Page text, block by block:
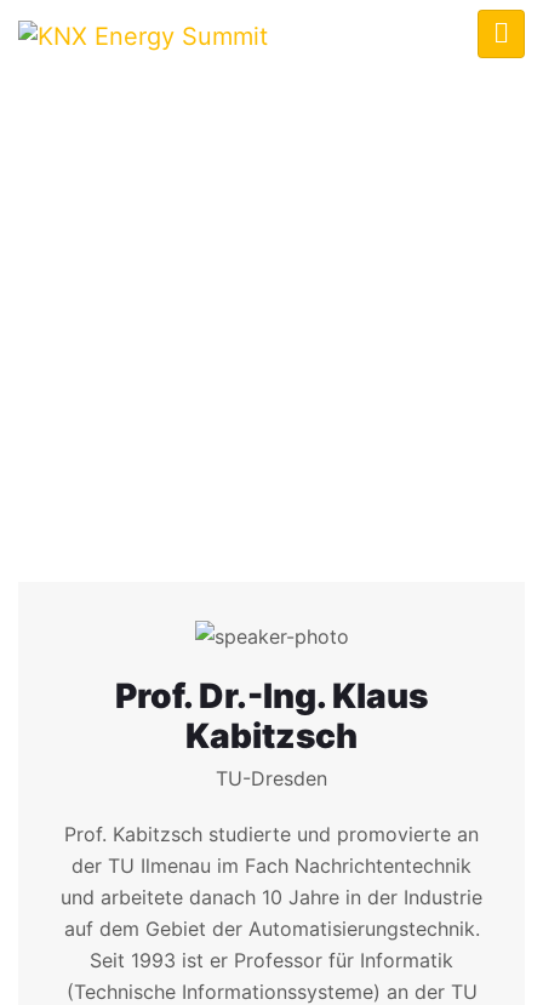
Prof. Dr.-Ing. Klaus
Kabitzsch
TU-Dresden
Prof. Kabitzsch studierte und promovierte an
der TU Ilmenau im Fach Nachrichtentechnik
und arbeitete danach 10 Jahre in der Industrie
auf dem Gebiet der Automatisierungstechnik.
Seit 1993 ist er Professor für Informatik
(Technische Informationssysteme) an der TU